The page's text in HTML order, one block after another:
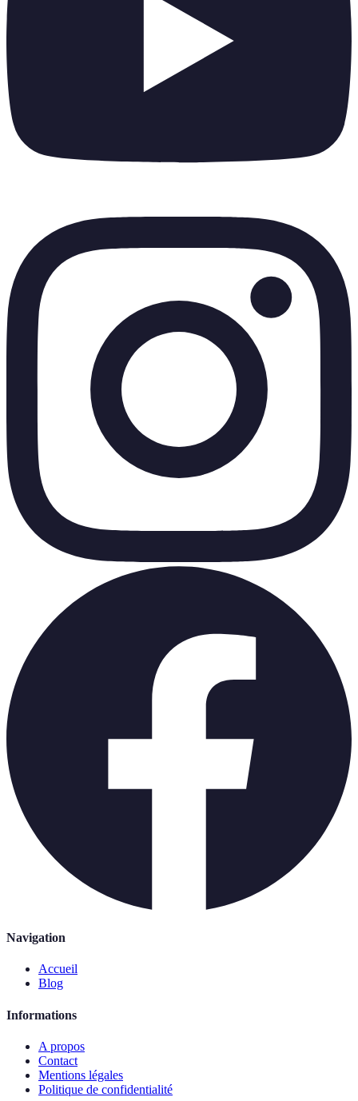
Navigation
Accueil
Blog
Informations
A propos
Contact
Mentions légales
Politique de confidentialité